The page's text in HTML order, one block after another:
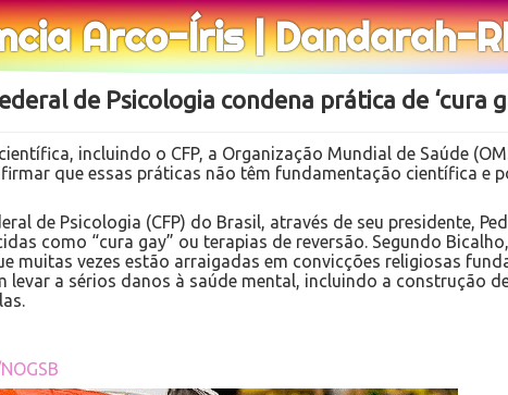
Arco-Íris | Dandarah-
de Psicologia condena prática de ‘cura
incluindo o CFP, a Organização Mundial de Saúde
que essas práticas não têm fundamentação científica e
de Psicologia (CFP) do Brasil, através de seu presidente,
como “cura gay” ou terapias de reversão. Segundo
muitas vezes estão arraigadas em convicções religiosas
levar a sérios danos à saúde mental, incluindo a construção